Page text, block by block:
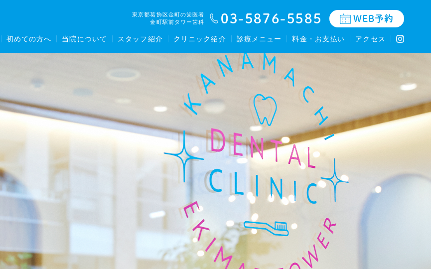
東京都葛飾区金町の歯医者
金町駅前タワー歯科
03-5876-5585 WEB予約
初めての方へ 当院について スタッフ紹介 クリニック紹介 診療メニュー 料金・お支払い アクセス